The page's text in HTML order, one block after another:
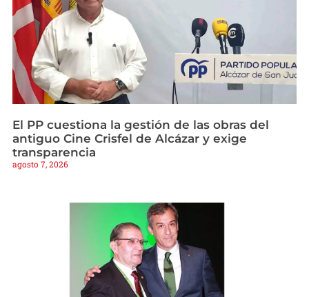
El PP cuestiona la gestión de las obras del
antiguo Cine Crisfel de Alcázar y exige
transparencia
agosto 7, 2026